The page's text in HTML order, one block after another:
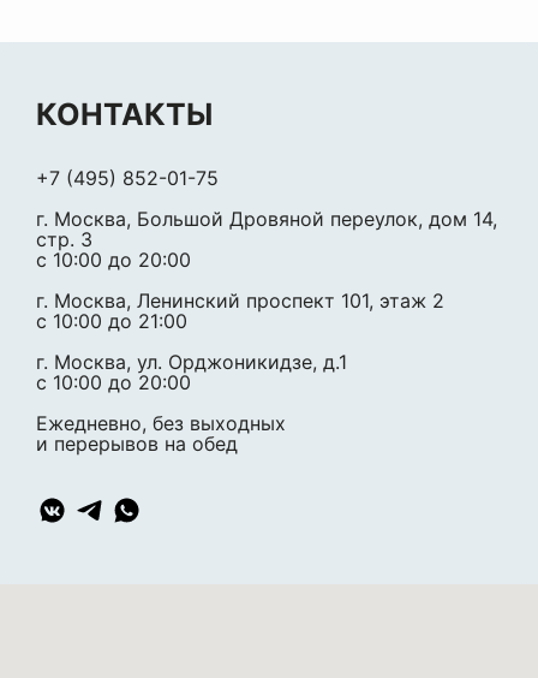
КОНТАКТЫ
+7 (495) 852-01-75
г. Москва, Большой Дровяной переулок, дом 14,
стр. 3
c 10:00 до 20:00
г. Москва, Ленинский проспект 101, этаж 2
c 10:00 до 21:00
г. Москва, ул. Орджоникидзе, д.1
c 10:00 до 20:00
Ежедневно, без выходных
и перерывов на обед